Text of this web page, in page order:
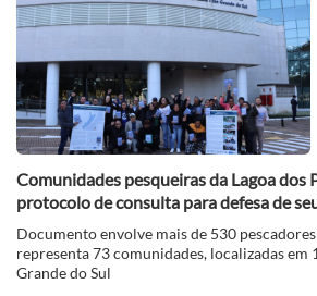
Comunidades pesqueiras da Lagoa dos
protocolo de consulta para defesa de
Documento envolve mais de 530
representa 73 comunidades, localizadas
Grande do Sul